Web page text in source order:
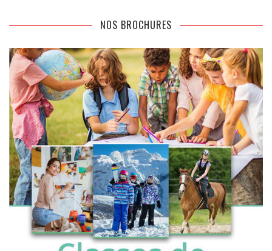
NOS BROCHURES